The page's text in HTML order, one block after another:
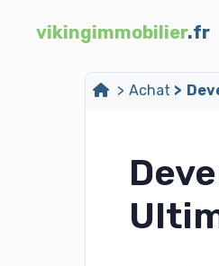
vikingimmobilier.fr
Achat